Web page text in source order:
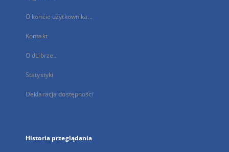
O koncie użytkownika...
Kontakt
O dLibrze...
Statystyki
Deklaracja dostępności
Historia przeglądania